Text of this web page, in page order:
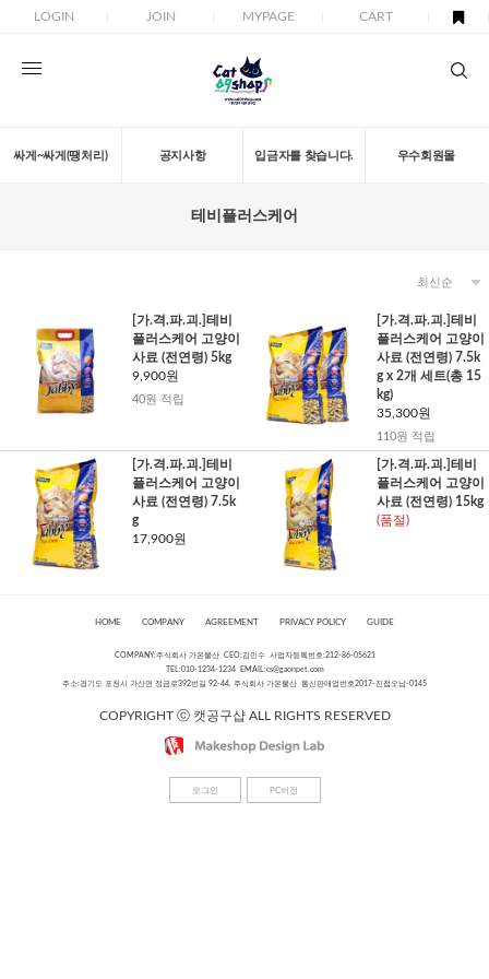
LOGIN JOIN MYPAGE CART
싸게~싸게(땡처리) 공지사항 입금자를 찾습니다. 우수회원몰
테비플러스케어
[가.격.파.괴.]테비
플러스케어 고양이
사료 (전연령) 5kg
9,900원
40원 적립
[가.격.파.괴.]테비
플러스케어 고양이
사료 (전연령) 7.5k
g x 2개 세트(총 15
kg)
35,300원
110원 적립
[가.격.파.괴.]테비
플러스케어 고양이
사료 (전연령) 7.5k
g
17,900원
[가.격.파.괴.]테비
플러스케어 고양이
사료 (전연령) 15kg
(품절)
HOME COMPANY AGREEMENT PRIVACY POLICY GUIDE
COMPANY:주식회사 가온물산 CEO:김민수 사업자등록번호:212-86-05621
TEL:010-1234-1234 EMAIL:cs@gaonpet.com
주소:경기도 포천시 가산면 정금로392번길 92-44, 주식회사 가온물산 통신판매업번호2017-진접오남-0145
COPYRIGHT ⓒ 캣공구샵 ALL RIGHTS RESERVED
로그인 PC버전